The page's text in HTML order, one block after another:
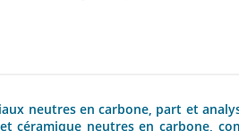
neutres en carbone, part et
céramique neutres en carbone,